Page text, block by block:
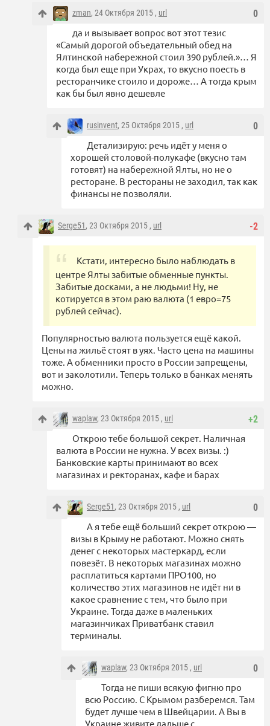
0
zman, 24 Октября 2015 , url
да и вызывает вопрос вот этот тезис
«Самый дорогой объедательный обед на
Ялтинской набережной стоил 390 рублей.»… Я
когда был еще при Украх, то вкусно поесть в
ресторанчике стоило и дороже… А тогда крым
как бы был явно дешевле
0
rusinvent, 25 Октября 2015 , url
Детализирую: речь идёт у меня о
хорошей столовой-полукафе (вкусно там
готовят) на набережной Ялты, но не о
ресторане. В рестораны не заходил, так как
финансы не позволяли.
-2
Serge51, 23 Октября 2015 , url
Кстати, интересно было наблюдать в
центре Ялты забитые обменные пункты.
Забитые досками, а не людьми! Ну, не
котируется в этом раю валюта (1 евро=75
рублей сейчас).
Популярностью валюта пользуется ещё какой.
Цены на жильё стоят в уях. Часто цена на машины
тоже. А обменники просто в России запрещены,
вот и заколотили. Теперь только в банках менять
можно.
+2
waplaw, 23 Октября 2015 , url
Открою тебе большой секрет. Наличная
валюта в России не нужна. У всех визы. :)
Банковские карты принимают во всех
магазинах и ректоранах, кафе и барах
0
Serge51, 23 Октября 2015 , url
А я тебе ещё больший секрет открою —
визы в Крыму не работают. Можно снять
денег с некоторых мастеркард, если
повезёт. В некоторых магазинах можно
расплатиться картами ПРО100, но
количество этих магазинов не идёт ни в
какое сравнение с тем, что было при
Украине. Тогда даже в маленьких
магазинчиках Приватбанк ставил
терминалы.
0
waplaw, 23 Октября 2015 , url
Тогда не пиши всякую фигню про
всю Россию. С Крымом разберемся. Там
будет лучше чем в Швейцарии. А Вы в
Украине живите дальше с